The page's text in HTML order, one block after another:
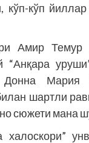
кўп йиллар
Амир
“Анқара
Донна Мария
шартли
сюжети мана